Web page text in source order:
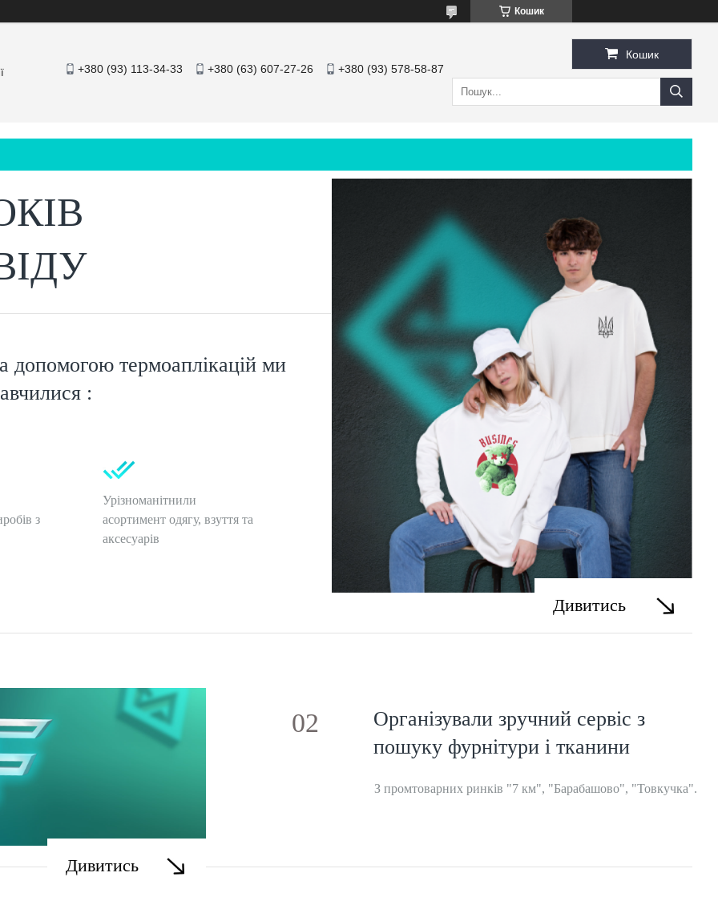
Кошик
+380 (93) 113-34-33 +380 (63) 607-27-26 +380 (93) 578-58-87
Кошик
допомогою термоаплікацій ми
:
з
Урізноманітнили
асортимент одягу, взуття та
аксесуарів
Дивитись
02
Організували зручний сервіс з
пошуку фурнітури і тканини
З промтоварних ринків "7 км", "Барабашово", "Товкучка".
Дивитись